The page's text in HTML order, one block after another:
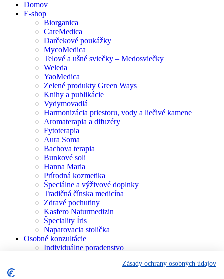
Domov
E-shop
Biorganica
CareMedica
Darčekové poukážky
MycoMedica
Telové a ušné sviečky – Medosviečky
Weleda
YaoMedica
Zelené produkty Green Ways
Knihy a publikácie
Vydymovadlá
Harmonizácia priestoru, vody a liečivé kamene
Aromaterapia a difuzéry
Fytoterapia
Aura Soma
Bachova terapia
Bunkové soli
Hanna Maria
Prírodná kozmetika
Špeciálne a výživové doplnky
Tradičná čínska medicína
Zdravé pochutiny
Kasfero Naturmedizin
Špeciality Íris
Naparovacia stolička
Osobné konzultácie
Individuálne poradenstvo
Zásady ochrany osobných údajov